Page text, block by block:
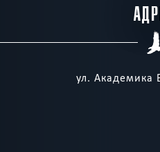
ул. Академика